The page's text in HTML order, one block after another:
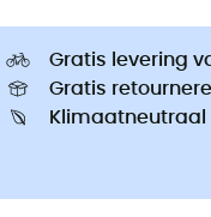
Gratis levering
Gratis
Klimaatneutraal